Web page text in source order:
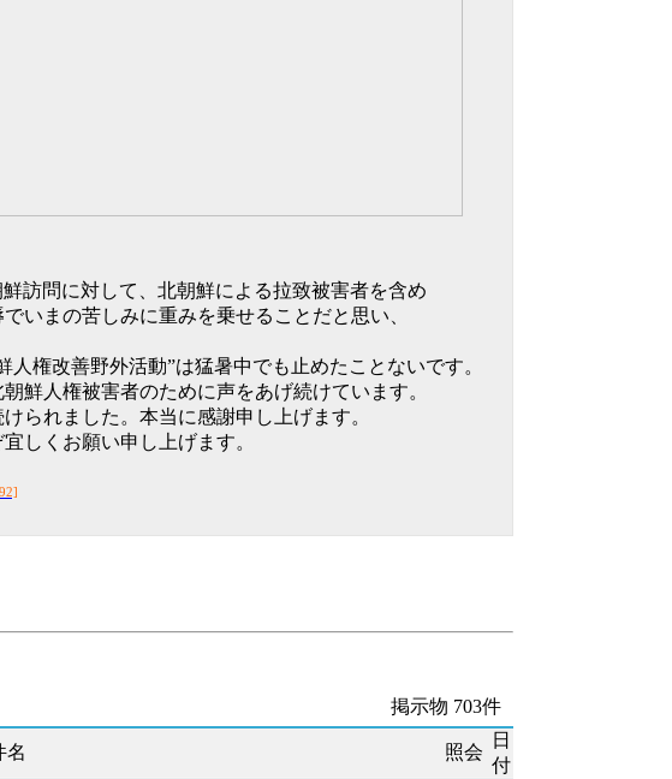
訪問に対して、北朝鮮による拉致被害者を含め
の苦しみに重みを乗せることだと思い、
権改善野外活動”は猛暑中でも止めたことないです。
鮮人権被害者のために声をあげ続けています。
られました。本当に感謝申し上げます。
しくお願い申し上げます。
掲示物 703件
名 照会
日
付